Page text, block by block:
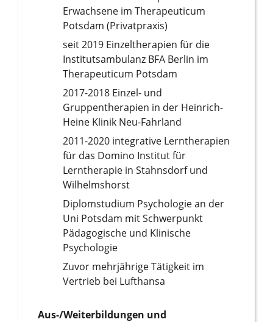
Erwachsene im Therapeuticum
Potsdam (Privatpraxis)
seit 2019 Einzeltherapien für die
Institutsambulanz BFA Berlin im
Therapeuticum Potsdam
2017-2018 Einzel- und
Gruppentherapien in der Heinrich-
Heine Klinik Neu-Fahrland
2011-2020 integrative Lerntherapien
für das Domino Institut für
Lerntherapie in Stahnsdorf und
Wilhelmshorst
Diplomstudium Psychologie an der
Uni Potsdam mit Schwerpunkt
Pädagogische und Klinische
Psychologie
Zuvor mehrjährige Tätigkeit im
Vertrieb bei Lufthansa
Aus-/Weiterbildungen und